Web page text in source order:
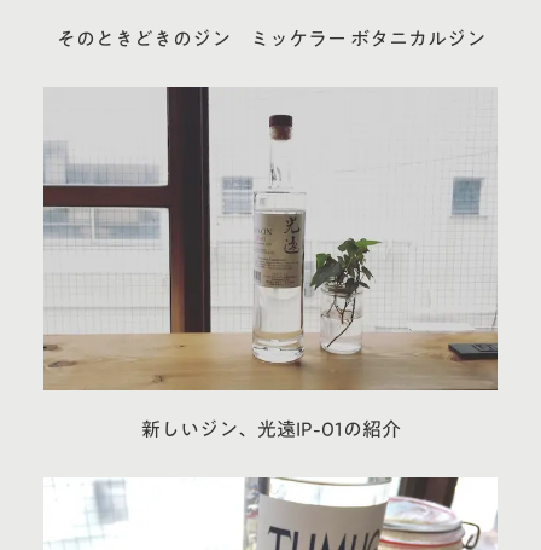
そのときどきのジン ミッケラー ボタニカルジン
新しいジン、光遠IP-01の紹介